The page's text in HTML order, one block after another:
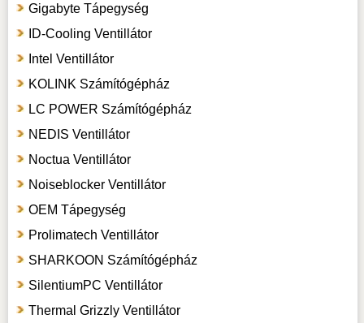
Gigabyte Tápegység
ID-Cooling Ventillátor
Intel Ventillátor
KOLINK Számítógépház
LC POWER Számítógépház
NEDIS Ventillátor
Noctua Ventillátor
Noiseblocker Ventillátor
OEM Tápegység
Prolimatech Ventillátor
SHARKOON Számítógépház
SilentiumPC Ventillátor
Thermal Grizzly Ventillátor